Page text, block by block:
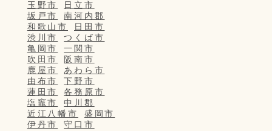
玉野市
日立市
坂戸市
南河内郡
和歌山市
日田市
渋川市
つくば市
亀岡市
一関市
吹田市
阪南市
鹿屋市
あわら市
由布市
下野市
蓮田市
各務原市
塩竈市
中川郡
近江八幡市
盛岡市
伊丹市
守口市